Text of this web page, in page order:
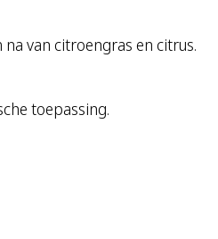
van citroengras en citrus.
toepassing.